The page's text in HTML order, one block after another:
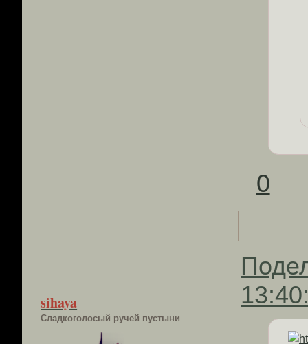
0
sihaya
Сладкоголосый ручей пустыни